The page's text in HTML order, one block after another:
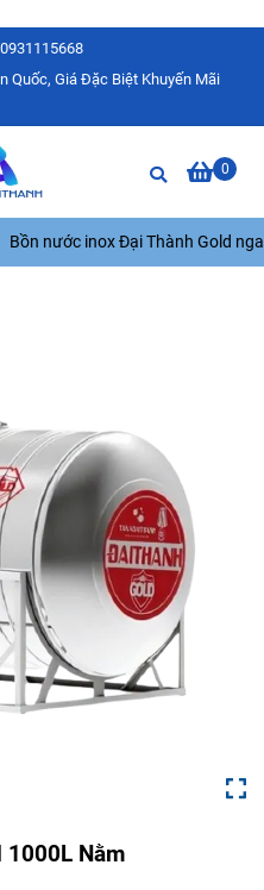
0931115668
Quốc, Giá Đặc Biệt Khuyến Mãi
0
Bồn nước inox Đại Thành Gold
Nằm